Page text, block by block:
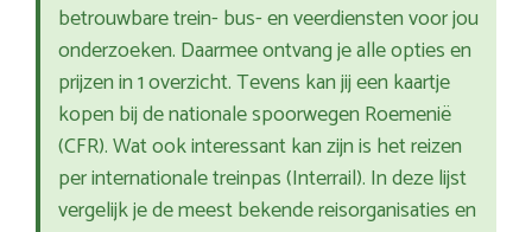
betrouwbare trein- bus- en veerdiensten voor jou
onderzoeken. Daarmee ontvang je alle opties en
prijzen in 1 overzicht. Tevens kan jij een kaartje
kopen bij de nationale spoorwegen Roemenië
(CFR). Wat ook interessant kan zijn is het reizen
per internationale treinpas (Interrail). In deze lijst
vergelijk je de meest bekende reisorganisaties en